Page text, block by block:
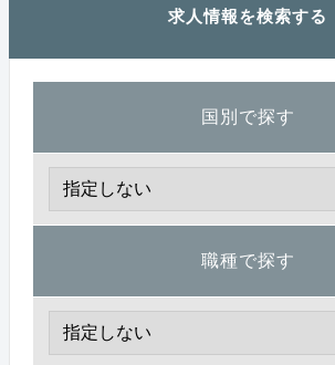
求人情報を検索する
国別で探す
職種で探す